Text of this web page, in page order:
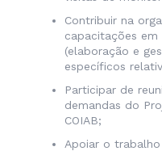
Contribuir na
capacitações em
(elaboração e
específicos
Participar de
demandas do
COIAB;
Apoiar o